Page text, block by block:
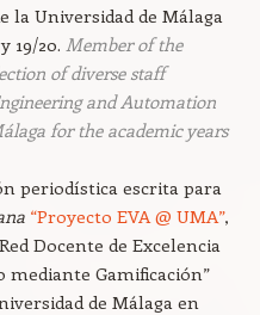
la Universidad de Málaga
19/20. Member of the
of diverse staff
and Automation
for the academic years
periodística escrita para
“Proyecto EVA @ UMA”,
Docente de Excelencia
mediante Gamificación”
de Málaga en